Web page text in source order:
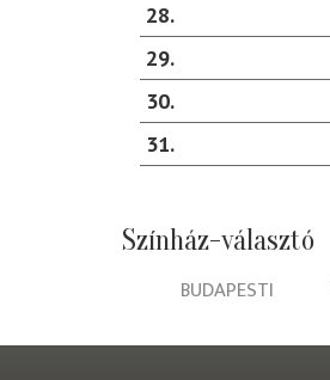
28
29
30
31
Színház-választó
BUDAPESTI